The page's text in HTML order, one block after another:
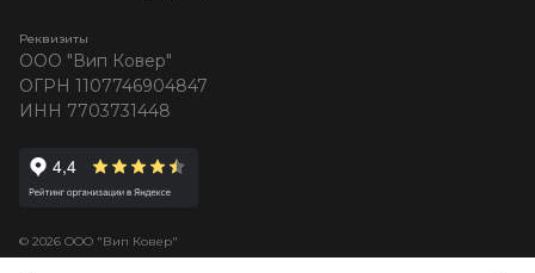
Реквизиты
ООО "Вип Ковер"
ОГРН 1107746904847
ИНН 7703731448
© 2026 ООО "Вип Ковер"